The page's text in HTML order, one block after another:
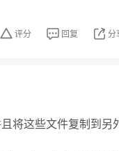
评分 回复 分
将这些文件复制到另